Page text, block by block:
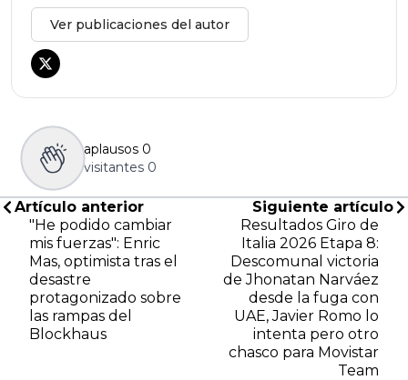
Ver publicaciones del autor
aplausos 0
visitantes 0
Artículo anterior
"He podido cambiar
mis fuerzas": Enric
Mas, optimista tras el
desastre
protagonizado sobre
las rampas del
Blockhaus
Siguiente artículo
Resultados Giro de
Italia 2026 Etapa 8:
Descomunal victoria
de Jhonatan Narváez
desde la fuga con
UAE, Javier Romo lo
intenta pero otro
chasco para Movistar
Team